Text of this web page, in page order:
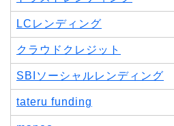
LCレンディング
クラウドクレジット
SBIソーシャルレンディング
tateru funding